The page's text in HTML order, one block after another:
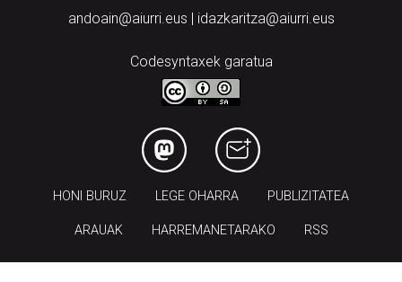
andoain@aiurri.eus | idazkaritza@aiurri.eus
Codesyntaxek garatua
HONI BURUZ LEGE OHARRA PUBLIZITATEA
ARAUAK HARREMANETARAKO RSS